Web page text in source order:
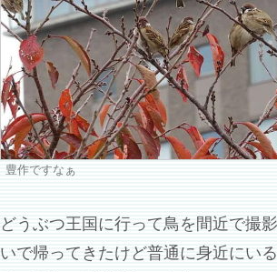
豊作ですなぁ
どうぶつ王国に行って鳥を間近で撮
いで帰ってきたけど普通に身近にい